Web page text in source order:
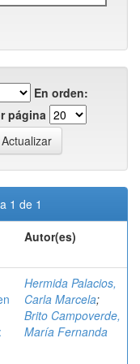
En orden:
página
1 de 1
Autor(es)
Hermida Palacios,
Carla Marcela;
Brito Campoverde,
María Fernanda